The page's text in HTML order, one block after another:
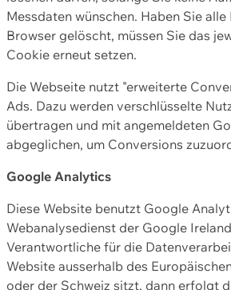
Messdaten wünschen. Haben Sie
Browser gelöscht, müssen Sie das
Cookie erneut setzen.
Die Webseite nutzt "erweiterte
Ads. Dazu werden verschlüsselte
übertragen und mit angemeldeten
abgeglichen, um Conversions
Google Analytics
Diese Website benutzt Google
Webanalysedienst der Google
Verantwortliche für die
Website ausserhalb des
oder der Schweiz sitzt, dann erfolgt